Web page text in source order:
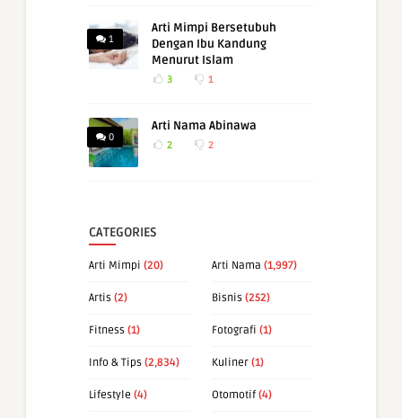
1
Arti Mimpi Bersetubuh
Dengan Ibu Kandung
Menurut Islam
3 1
0
Arti Nama Abinawa
2 2
CATEGORIES
Arti Mimpi (20) Arti Nama (1,997)
Artis (2) Bisnis (252)
Fitness (1) Fotografi (1)
Info & Tips (2,834) Kuliner (1)
Lifestyle (4) Otomotif (4)